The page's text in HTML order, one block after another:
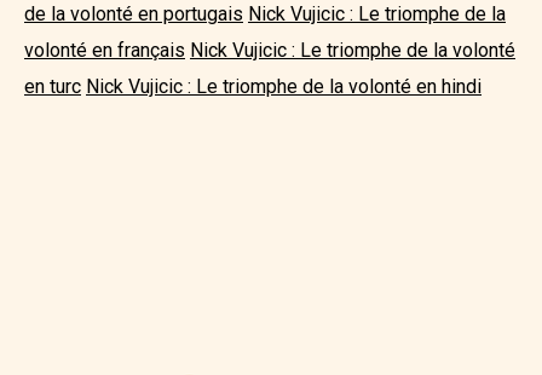
de la volonté en portugais Nick Vujicic : Le triomphe de la
volonté en français Nick Vujicic : Le triomphe de la volonté
en turc Nick Vujicic : Le triomphe de la volonté en hindi